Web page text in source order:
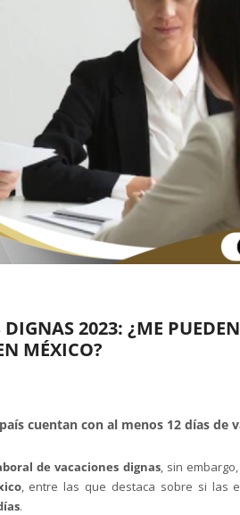
2023: ¿ME
MÉXICO?
cuentan con al menos 12 días de
de vacaciones dignas, sin
, entre las que destaca sobre si las
.